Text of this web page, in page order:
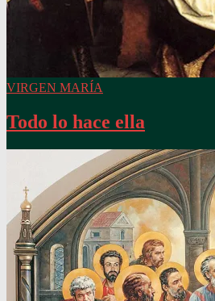
VIRGEN MARÍA
Todo lo hace ella